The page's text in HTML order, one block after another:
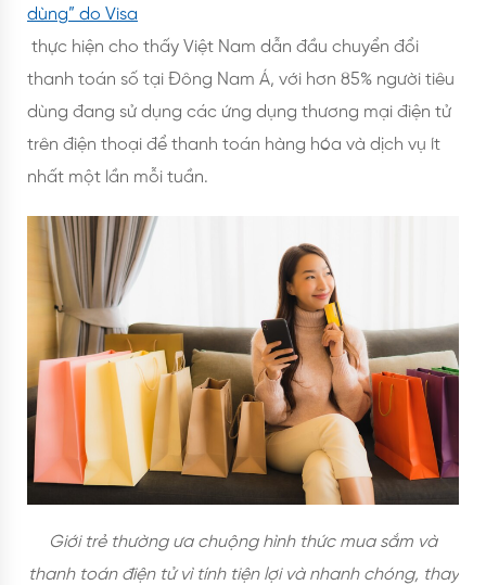
dùng” do Visa
thực hiện cho thấy Việt Nam dẫn đầu chuyển đổi
thanh toán số tại Đông Nam Á, với hơn 85% người tiêu
dùng đang sử dụng các ứng dụng thương mại điện tử
trên điện thoại để thanh toán hàng hóa và dịch vụ ít
nhất một lần mỗi tuần.
Giới trẻ thường ưa chuộng hình thức mua sắm và
thanh toán điện tử vì tính tiện lợi và nhanh chóng, thay